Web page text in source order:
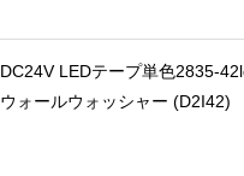
DC24V LEDテープ単色2835-
ウォールウォッシャー (D2I42)